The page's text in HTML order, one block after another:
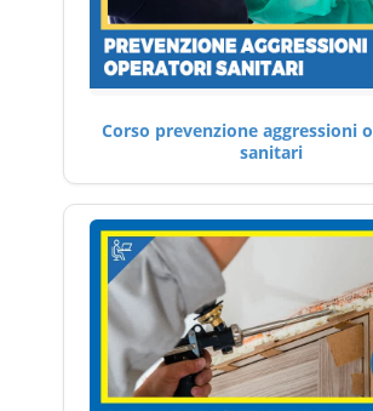
Corso prevenzione aggressioni
sanitari